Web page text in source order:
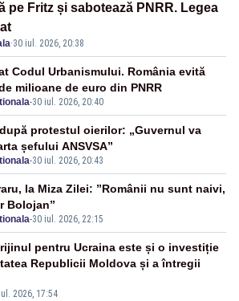
pe Fritz și sabotează PNRR. Legea
·30 iul. 2026, 20:38
-30 iul. 2026, 20:40
Codul Urbanismului. România evită
milioane de euro din PNRR
-30 iul. 2026, 20:43
protestul oierilor: „Guvernul va
șefului ANSVSA”
-30 iul. 2026, 22:15
la Miza Zilei: ”Românii nu sunt naivi,
Bolojan”
2026, 17:54
pentru Ucraina este și o investiție
Republicii Moldova și a întregii